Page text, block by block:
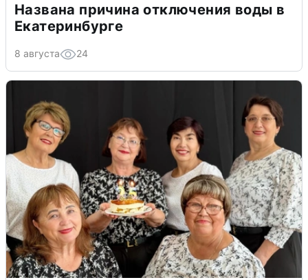
Названа причина отключения воды в
Екатеринбурге
8 августа 24